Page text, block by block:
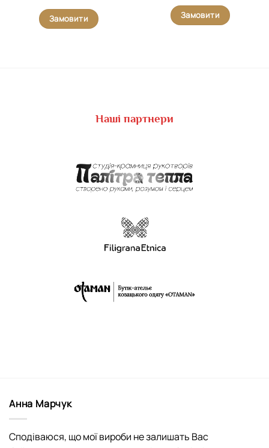
з 5
Замовити Замовити
Наші партнери
Анна Марчук
Сподіваюся, що мої вироби не залишать Вас